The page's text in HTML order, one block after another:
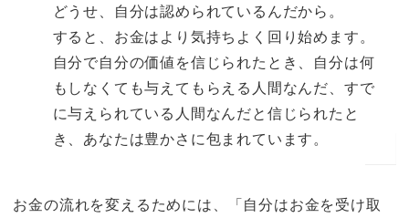
どうせ、自分は認められているんだから。
すると、お金はより気持ちよく回り始めます。
自分で自分の価値を信じられたとき、自分は何
もしなくても与えてもらえる人間なんだ、すで
に与えられている人間なんだと信じられたと
き、あなたは豊かさに包まれています。
お金の流れを変えるためには、「自分はお金を受け取